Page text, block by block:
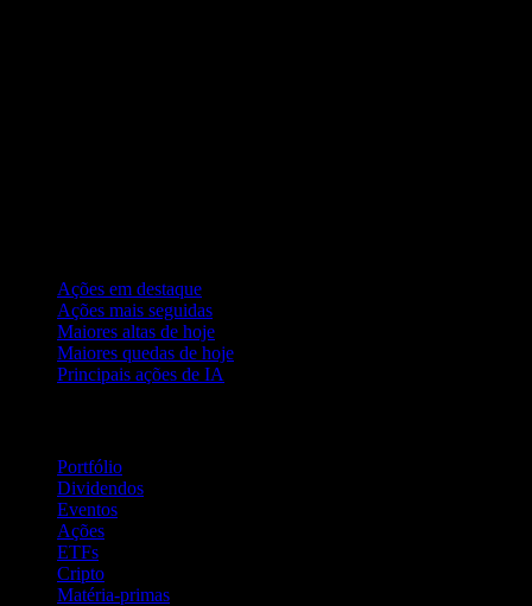
Ações em destaque
Ações mais seguidas
Maiores altas de hoje
Maiores quedas de hoje
Principais ações de IA
Portfólio
Dividendos
Eventos
Ações
ETFs
Cripto
Matéria-primas